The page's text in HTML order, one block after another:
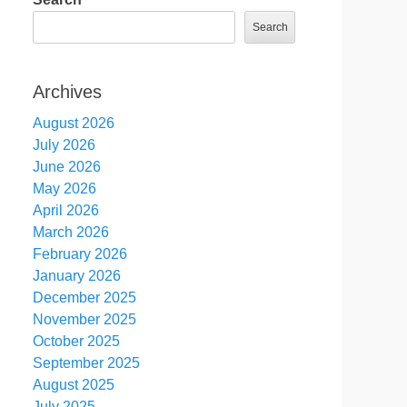
Search
Archives
August 2026
July 2026
June 2026
May 2026
April 2026
March 2026
February 2026
January 2026
December 2025
November 2025
October 2025
September 2025
August 2025